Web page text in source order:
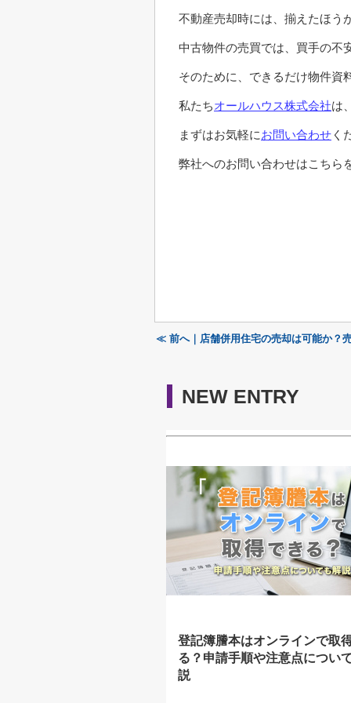
不動産売却時には、揃えたほう
中古物件の売買では、買手の不
そのために、できるだけ物件資
私たちオールハウス株式会社は
まずはお気軽にお問い合わせ く
弊社へのお問い合わせはこちら
≪ 前へ｜店舗併用住宅の売却は可能か？
NEW ENTRY
登記簿謄本はオンラインで取
る？申請手順や注意点につい
説